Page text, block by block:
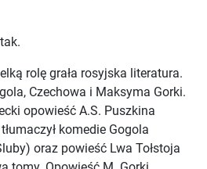
rolę grała rosyjska literatura.
Czechowa i Maksyma Gorki.
opowieść A.S. Puszkina
komedie Gogola
oraz powieść Lwa Tołstoja